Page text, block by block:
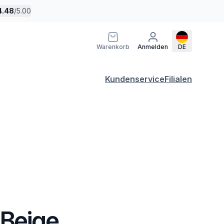
/5.00
Warenkorb Anmelden DE
KundenserviceFilialen